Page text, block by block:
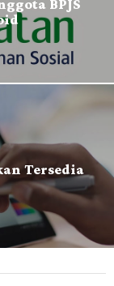
BPJS
Tersedia